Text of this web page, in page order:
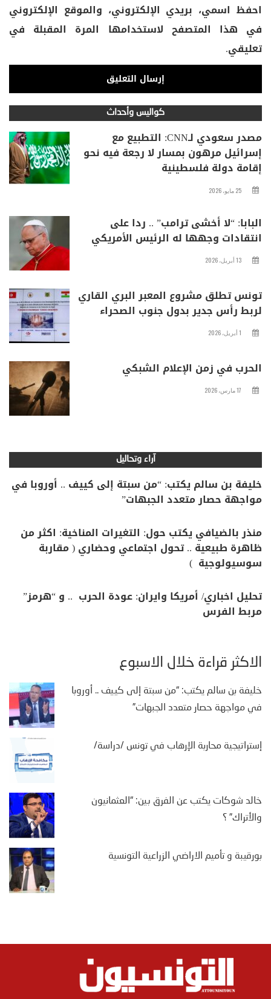
احفظ اسمي، بريدي الإلكتروني، والموقع الإلكتروني
في هذا المتصفح لاستخدامها المرة المقبلة في
تعليقي.
كواليس وأحداث
مصدر سعودي لـCNN: التطبيع مع
إسرائيل مرهون بمسار لا رجعة فيه نحو
إقامة دولة فلسطينية
25 مايو، 2026
البابا: “لا أخشى ترامب” .. ردا على
انتقادات وجهها له الرئيس الأمريكي
13 أبريل، 2026
تونس تطلق مشروع المعبر البري القاري
لربط رأس جدير بدول جنوب الصحراء
1 أبريل، 2026
الحرب في زمن الإعلام الشبكي
17 مارس، 2026
آراء وتحاليل
خليفة بن سالم يكتب: “من سبتة إلى كييف .. أوروبا في
مواجهة حصار متعدد الجبهات”
منذر بالضيافي يكتب حول: التغيرات المناخية: اكثر من
ظاهرة طبيعية .. تحول اجتماعي وحضاري ( مقاربة
سوسيولوجية )
تحليل اخباري/ أمريكا وايران: عودة الحرب .. و “هرمز”
مربط الفرس
الأكثر قراءة خلال الأسبوع
خليفة بن سالم يكتب: “من سبتة إلى كييف .. أوروبا
في مواجهة حصار متعدد الجبهات”
إستراتيجية محاربة الإرهاب في تونس /دراسة/
خالد شوكات يكتب عن الفرق بين: “العثمانيون
والأتراك” ؟
بورقيبة و تأميم الاراضي الزراعية التونسية